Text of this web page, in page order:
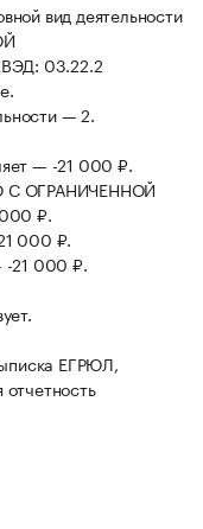
вид деятельности
03.22.2
— 2.
— -21 000 ₽.
С ОГРАНИЧЕННОЙ
₽.
000 ₽.
-21 000 ₽.
ЕГРЮЛ,